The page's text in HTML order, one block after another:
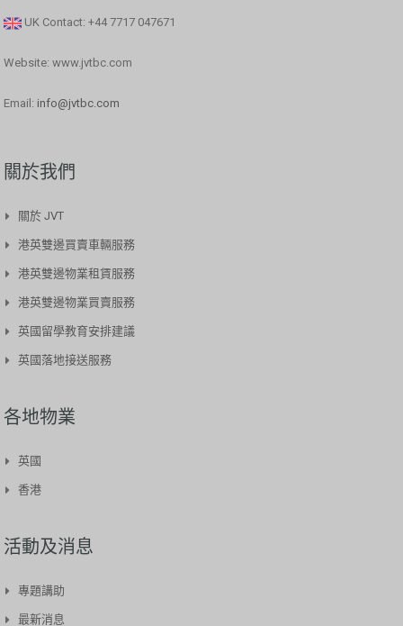
UK Contact: +44 7717 047671
Website: www.jvtbc.com
Email: info@jvtbc.com
關於我們
關於 JVT
港英雙邊買賣車輛服務​
港英雙邊物業租賃服務
港英雙邊物業買賣服務
英國留學教育安排建議
英國落地接送服務
各地物業
英國
香港
活動及消息
專題講助
最新消息